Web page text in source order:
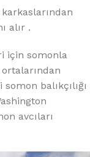
alır .
için somonla
balıkçılığı
avcıları